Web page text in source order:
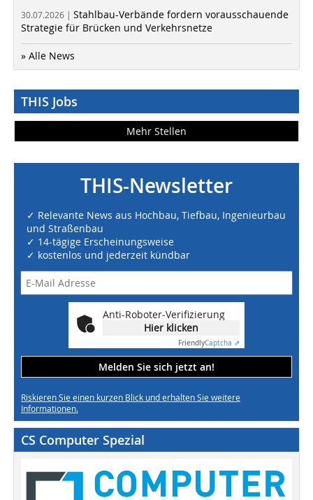
30.07.2026 | Stahlbau-Verbände fordern vorausschauende
Strategie für Brücken und Verkehrsnetze
» Alle News
THIS Jobs
Mehr Stellen
THIS-Newsletter
✓ Relevante News aus Hochbau, Tiefbau, Ingenieurbau
und Straßenbau
✓ 14-tägige Erscheinungsweise
✓ kostenlos und jederzeit kündbar
Anti-Roboter-Verifizierung
Hier klicken
FriendlyCaptcha ⇗
Melden Sie sich jetzt an!
Riskieren Sie einen kurzen Blick und erhalten Sie weitere
Informationen.
CS Computer Spezial